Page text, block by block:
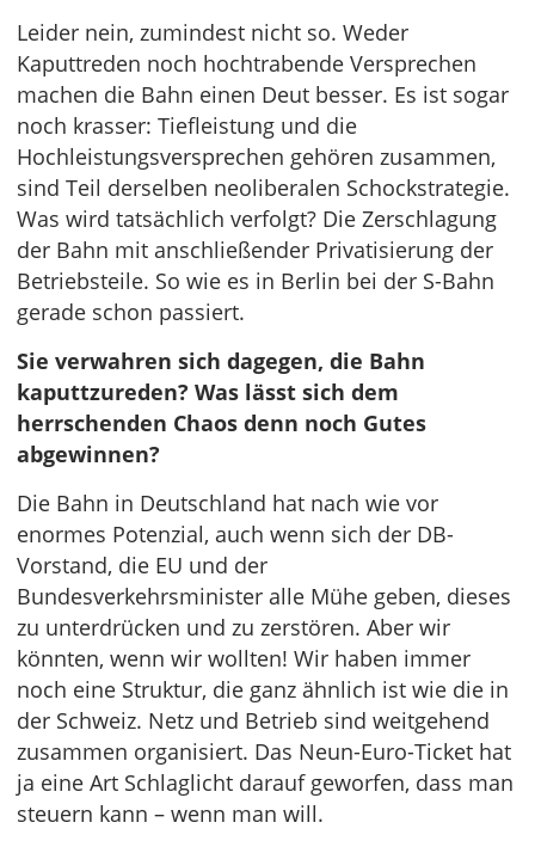
Leider nein, zumindest nicht so. Weder
Kaputtreden noch hochtrabende Versprechen
machen die Bahn einen Deut besser. Es ist sogar
noch krasser: Tiefleistung und die
Hochleistungsversprechen gehören zusammen,
sind Teil derselben neoliberalen Schockstrategie.
Was wird tatsächlich verfolgt? Die Zerschlagung
der Bahn mit anschließender Privatisierung der
Betriebsteile. So wie es in Berlin bei der S-Bahn
gerade schon passiert.
Sie verwahren sich dagegen, die Bahn
kaputtzureden? Was lässt sich dem
herrschenden Chaos denn noch Gutes
abgewinnen?
Die Bahn in Deutschland hat nach wie vor
enormes Potenzial, auch wenn sich der DB-
Vorstand, die EU und der
Bundesverkehrsminister alle Mühe geben, dieses
zu unterdrücken und zu zerstören. Aber wir
könnten, wenn wir wollten! Wir haben immer
noch eine Struktur, die ganz ähnlich ist wie die in
der Schweiz. Netz und Betrieb sind weitgehend
zusammen organisiert. Das Neun-Euro-Ticket hat
ja eine Art Schlaglicht darauf geworfen, dass man
steuern kann – wenn man will.